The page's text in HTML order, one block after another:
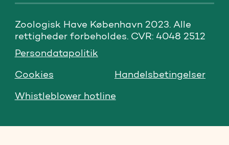
Zoologisk Have København 2023. Alle
rettigheder forbeholdes. CVR: 4048 2512
Whistleblower hotline
Cookies Handelsbetingelser
Persondatapolitik